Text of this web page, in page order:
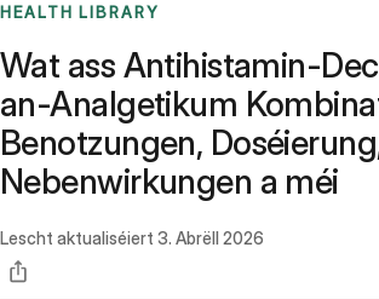
HEALTH LIBRARY
Wat ass Antihistamin-
an-Analgetikum
Benotzungen,
Nebenwirkungen a méi
Lescht aktualiséiert 3. Abrëll 2026